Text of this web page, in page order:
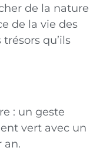
de la nature
de la vie des
qu’ils
: un geste
vert avec un
an.